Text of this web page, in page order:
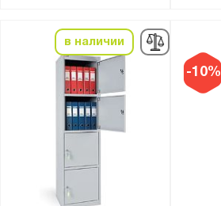
в наличии
-10%